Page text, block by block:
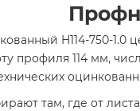
H114-750-1.0
профиля 114 мм,
там, где от